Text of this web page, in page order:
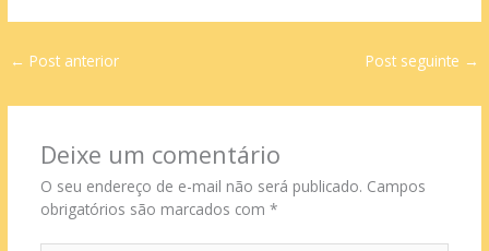
← Post anterior Post seguinte →
Deixe um comentário
O seu endereço de e-mail não será publicado. Campos
obrigatórios são marcados com *